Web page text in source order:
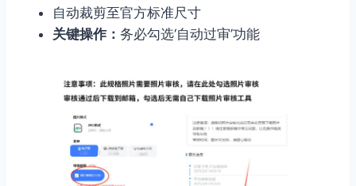
自动裁剪至官方标准尺寸
关键操作： 务必勾选‘自动过审’功能